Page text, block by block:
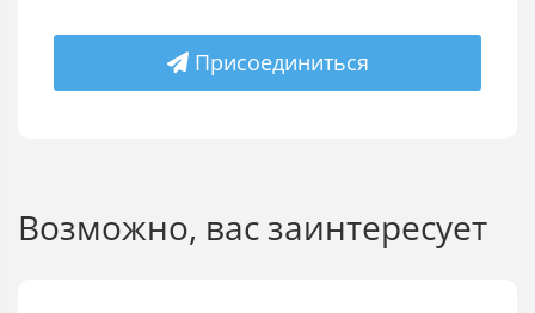
Присоединиться
Возможно, вас заинтересует